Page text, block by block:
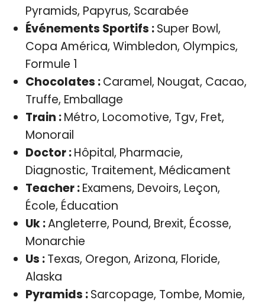
Pyramids, Papyrus, Scarabée
Événements Sportifs :Super Bowl,
Copa América, Wimbledon, Olympics,
Formule 1
Chocolates :Caramel, Nougat, Cacao,
Truffe, Emballage
Train :Métro, Locomotive, Tgv, Fret,
Monorail
Doctor :Hôpital, Pharmacie,
Diagnostic, Traitement, Médicament
Teacher :Examens, Devoirs, Leçon,
École, Éducation
Uk :Angleterre, Pound, Brexit, Écosse,
Monarchie
Us :Texas, Oregon, Arizona, Floride,
Alaska
Pyramids :Sarcopage, Tombe, Momie,